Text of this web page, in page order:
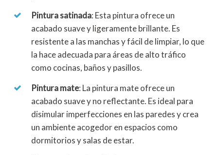
Pintura satinada: Esta pintura ofrece un
acabado suave y ligeramente brillante. Es
resistente a las manchas y fácil de limpiar, lo que
la hace adecuada para áreas de alto tráfico
como cocinas, baños y pasillos.
Pintura mate: La pintura mate ofrece un
acabado suave y no reflectante. Es ideal para
disimular imperfecciones en las paredes y crea
un ambiente acogedor en espacios como
dormitorios y salas de estar.